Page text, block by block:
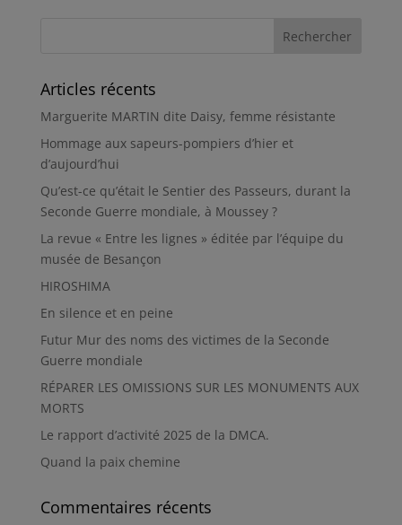
Articles récents
Marguerite MARTIN dite Daisy, femme résistante
Hommage aux sapeurs-pompiers d’hier et
d’aujourd’hui
Qu’est-ce qu’était le Sentier des Passeurs, durant la
Seconde Guerre mondiale, à Moussey ?
La revue « Entre les lignes » éditée par l’équipe du
musée de Besançon
HIROSHIMA
En silence et en peine
Futur Mur des noms des victimes de la Seconde
Guerre mondiale
RÉPARER LES OMISSIONS SUR LES MONUMENTS AUX
MORTS
Le rapport d’activité 2025 de la DMCA.
Quand la paix chemine
Commentaires récents